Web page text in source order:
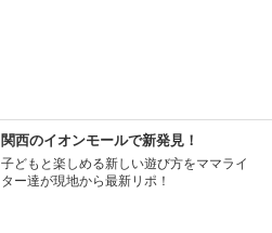
関西のイオンモールで新発見！
子どもと楽しめる新しい遊び方をママライ
ター達が現地から最新リポ！